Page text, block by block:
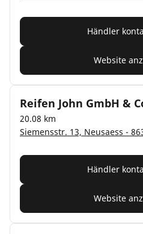
Händler
Website
Reifen John GmbH &
20.08 km
Siemensstr. 13, Neusaess -
Händler
Website